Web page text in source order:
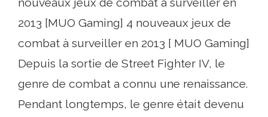
2013 [MUO Gaming] 4 nouveaux jeux de
combat à surveiller en 2013 [ MUO Gaming]
Depuis la sortie de Street Fighter IV, le
genre de combat a connu une renaissance.
Pendant longtemps, le genre était devenu